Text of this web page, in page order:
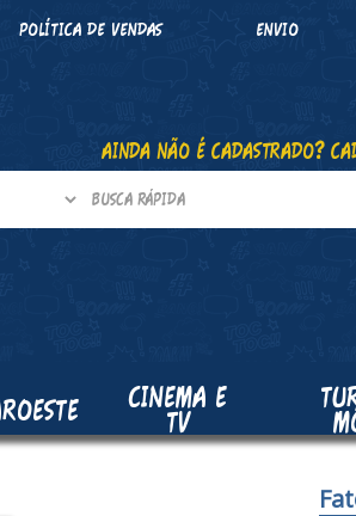
POLÍTICA DE VENDAS ENVIO
AINDA NÃO É CADASTRADO?
CINEMA E
TV